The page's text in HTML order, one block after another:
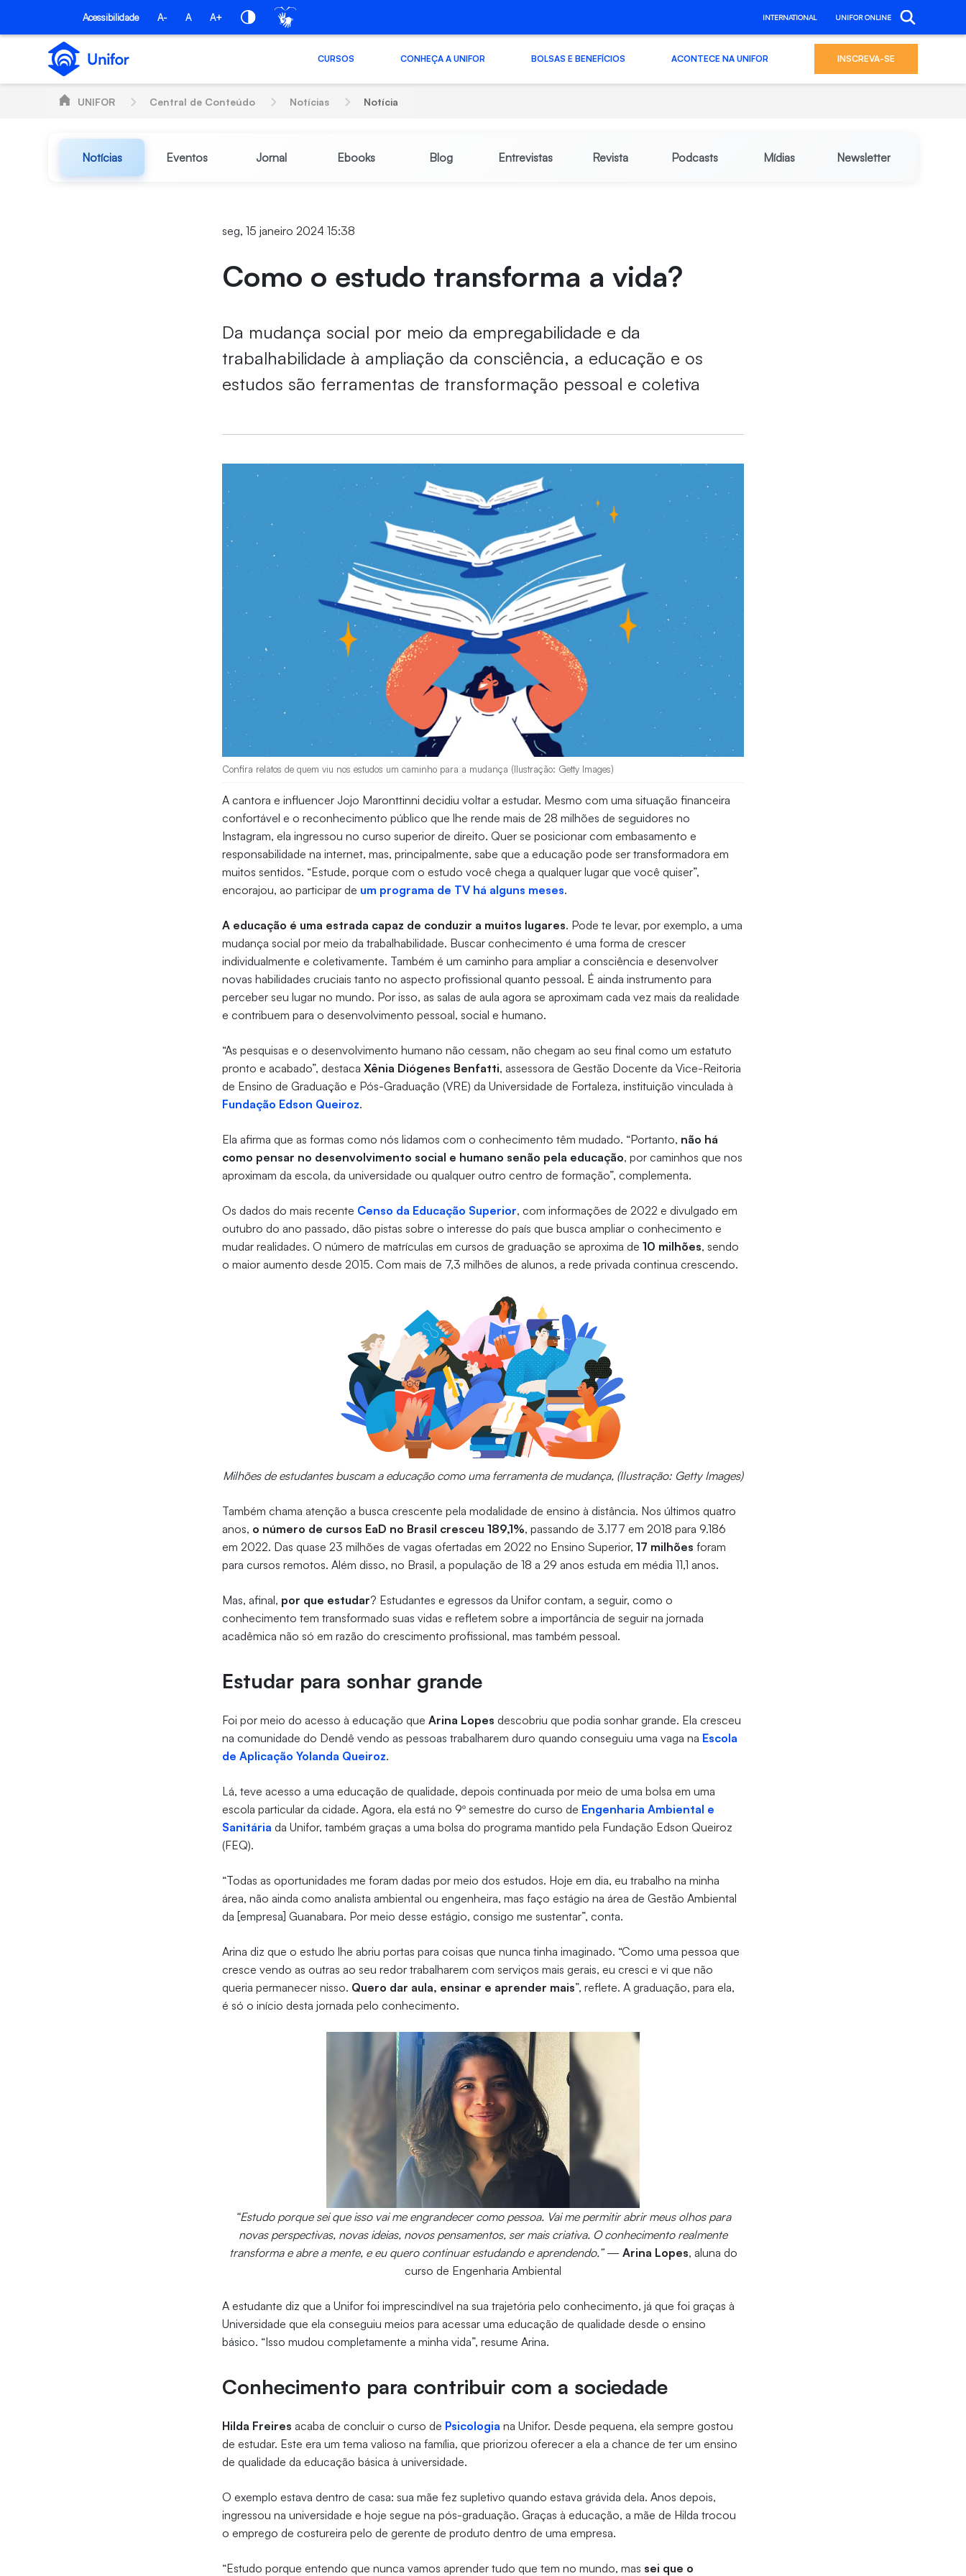
Pular para o Conteúdo principal
Acessibilidade A- A A+ INTERNATIONAL UNIFOR ONLINE
CURSOS CONHEÇA A UNIFOR BOLSAS E BENEFÍCIOS ACONTECE NA UNIFOR INSCREVA-SE
UNIFOR Central de Conteúdo Notícias Notícia
Notícias Eventos Jornal Ebooks Blog Entrevistas Revista Podcasts Mídias Newsletter
seg, 15 janeiro 2024 15:38
Como o estudo transforma a vida?
Da mudança social por meio da empregabilidade e da
trabalhabilidade à ampliação da consciência, a educação e os
estudos são ferramentas de transformação pessoal e coletiva
Confira relatos de quem viu nos estudos um caminho para a mudança (Ilustração: Getty Images)
A cantora e influencer Jojo Maronttinni decidiu voltar a estudar. Mesmo com uma situação financeira
confortável e o reconhecimento público que lhe rende mais de 28 milhões de seguidores no
Instagram, ela ingressou no curso superior de direito. Quer se posicionar com embasamento e
responsabilidade na internet, mas, principalmente, sabe que a educação pode ser transformadora em
muitos sentidos. “Estude, porque com o estudo você chega a qualquer lugar que você quiser”,
encorajou, ao participar de um programa de TV há alguns meses.
A educação é uma estrada capaz de conduzir a muitos lugares. Pode te levar, por exemplo, a uma
mudança social por meio da trabalhabilidade. Buscar conhecimento é uma forma de crescer
individualmente e coletivamente. Também é um caminho para ampliar a consciência e desenvolver
novas habilidades cruciais tanto no aspecto profissional quanto pessoal. É ainda instrumento para
perceber seu lugar no mundo. Por isso, as salas de aula agora se aproximam cada vez mais da realidade
e contribuem para o desenvolvimento pessoal, social e humano.
“As pesquisas e o desenvolvimento humano não cessam, não chegam ao seu final como um estatuto
pronto e acabado”, destacaXênia Diógenes Benfatti, assessora de Gestão Docente da Vice-Reitoria
de Ensino de Graduação e Pós-Graduação (VRE) da Universidade de Fortaleza, instituição vinculada à
Fundação Edson Queiroz.
Ela afirma que as formas como nós lidamos com o conhecimento têm mudado. “Portanto, não há
como pensar no desenvolvimento social e humano senão pela educação, por caminhos que nos
aproximam da escola, da universidade ou qualquer outro centro de formação”, complementa.
Os dados do mais recente Censo da Educação Superior, com informações de 2022 e divulgado em
outubro do ano passado, dão pistas sobre o interesse do país que busca ampliar o conhecimento e
mudar realidades. O número de matrículas em cursos de graduação se aproxima de10 milhões, sendo
o maior aumento desde 2015. Com mais de 7,3 milhões de alunos, a rede privada continua crescendo.
Milhões de estudantes buscam a educação como uma ferramenta de mudança, (Ilustração: Getty Images)
Também chama atenção a busca crescente pela modalidade de ensino à distância. Nos últimos quatro
anos, o número de cursos EaD no Brasil cresceu 189,1%, passando de 3.177 em 2018 para 9.186
em 2022. Das quase 23 milhões de vagas ofertadas em 2022 no Ensino Superior,17 milhões foram
para cursos remotos. Além disso, no Brasil, a população de 18 a 29 anos estuda em média 11,1 anos.
Mas, afinal, por que estudar? Estudantes e egressos da Unifor contam, a seguir, como o
conhecimento tem transformado suas vidas e refletem sobre a importância de seguir na jornada
acadêmica não só em razão do crescimento profissional, mas também pessoal.
Estudar para sonhar grande
Foi por meio do acesso à educação queArina Lopes descobriu que podia sonhar grande. Ela cresceu
na comunidade do Dendê vendo as pessoas trabalharem duro quando conseguiu uma vaga na Escola
de Aplicação Yolanda Queiroz.
Lá, teve acesso a uma educação de qualidade, depois continuada por meio de uma bolsa em uma
escola particular da cidade. Agora, ela está no 9º semestre do curso de Engenharia Ambiental e
Sanitária da Unifor, também graças a uma bolsa do programa mantido pela Fundação Edson Queiroz
(FEQ).
“Todas as oportunidades me foram dadas por meio dos estudos. Hoje em dia, eu trabalho na minha
área, não ainda como analista ambiental ou engenheira, mas faço estágio na área de Gestão Ambiental
da [empresa] Guanabara. Por meio desse estágio, consigo me sustentar”, conta.
Arina diz que o estudo lhe abriu portas para coisas que nunca tinha imaginado. “Como uma pessoa que
cresce vendo as outras ao seu redor trabalharem com serviços mais gerais, eu cresci e vi que não
queria permanecer nisso. Quero dar aula, ensinar e aprender mais”, reflete. A graduação, para ela,
é só o início desta jornada pelo conhecimento.
“Estudo porque sei que isso vai me engrandecer como pessoa. Vai me permitir abrir meus olhos para
novas perspectivas, novas ideias, novos pensamentos, ser mais criativa. O conhecimento realmente
transforma e abre a mente, e eu quero continuar estudando e aprendendo.”— Arina Lopes, aluna do
curso de Engenharia Ambiental
A estudante diz que a Unifor foi imprescindível na sua trajetória pelo conhecimento, já que foi graças à
Universidade que ela conseguiu meios para acessar uma educação de qualidade desde o ensino
básico. “Isso mudou completamente a minha vida”, resume Arina.
Conhecimento para contribuir com a sociedade
Hilda Freires acaba de concluir o curso de Psicologia na Unifor. Desde pequena, ela sempre gostou
de estudar. Este era um tema valioso na família, que priorizou oferecer a ela a chance de ter um ensino
de qualidade da educação básica à universidade.
O exemplo estava dentro de casa: sua mãe fez supletivo quando estava grávida dela. Anos depois,
ingressou na universidade e hoje segue na pós-graduação. Graças à educação, a mãe de Hilda trocou
o emprego de costureira pelo de gerente de produto dentro de uma empresa.
“Estudo porque entendo que nunca vamos aprender tudo que tem no mundo, mas sei que o